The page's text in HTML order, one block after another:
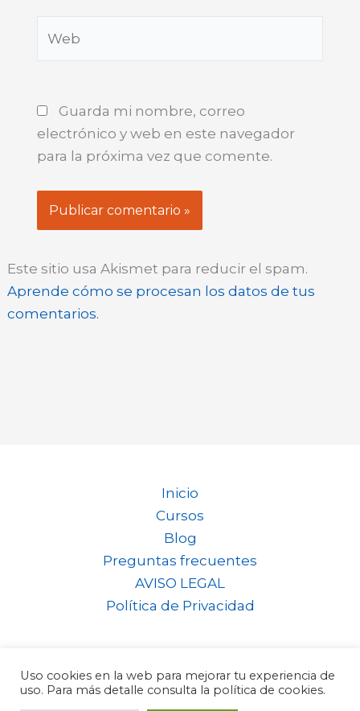
Guarda mi nombre, correo
electrónico y web en este navegador
para la próxima vez que comente.
Este sitio usa Akismet para reducir el spam.
Aprende cómo se procesan los datos de tus
comentarios.
Inicio
Cursos
Blog
Preguntas frecuentes
AVISO LEGAL
Política de Privacidad
Copyright © 2026 Norbert Rovira
Uso cookies en la web para mejorar tu experiencia de
uso. Para más detalle consulta la política de cookies.